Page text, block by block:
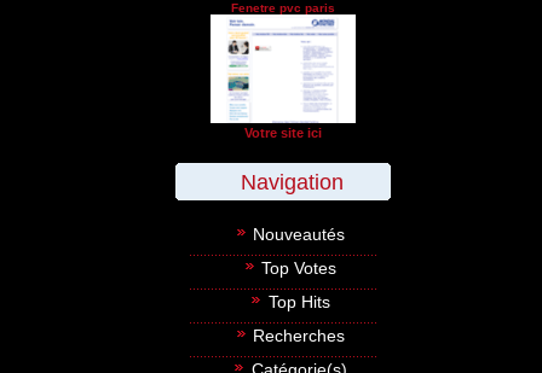
Fenetre pvc paris
Votre site ici
Navigation
Nouveautés
Top Votes
Top Hits
Recherches